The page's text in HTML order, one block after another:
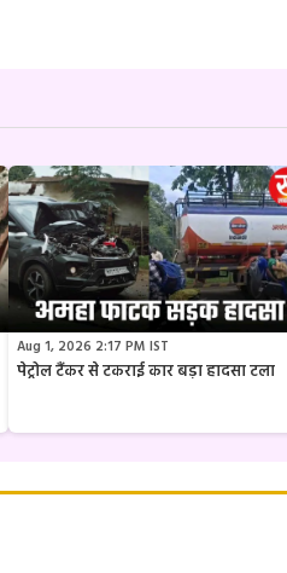
Aug 1, 2026 2:17 PM IST
पेट्रोल टैंकर से टकराई कार बड़ा हादसा टला